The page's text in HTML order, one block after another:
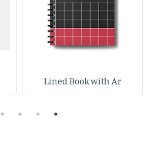
Lined Book with Ar
1
2
3
4